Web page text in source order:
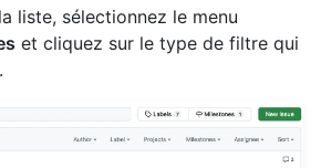
liste, sélectionnez le menu
et cliquez sur le type de filtre qui